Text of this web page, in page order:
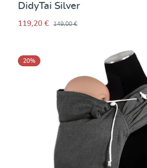
DidyTai Silver
119,20 € 149,00 €
20%